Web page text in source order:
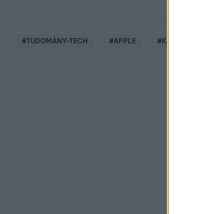
#TUDOMÁNY-TECH #APPLE #KÁRTÉRÍTÉS